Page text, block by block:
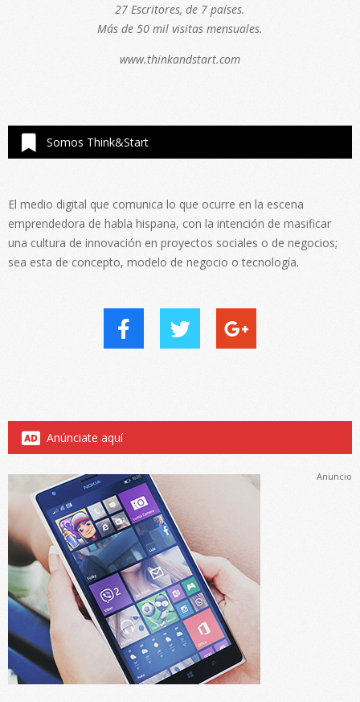
27 Escritores, de 7 países.
Más de 50 mil visitas mensuales.
www.thinkandstart.com
Somos Think&Start
El medio digital que comunica lo que ocurre en la escena
emprendedora de habla hispana, con la intención de masificar
una cultura de innovación en proyectos sociales o de negocios;
sea esta de concepto, modelo de negocio o tecnología.
Anúnciate aquí
Anuncio